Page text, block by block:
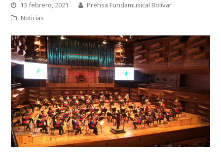
13 febrero, 2021
Prensa Fundamusical Bolívar
Noticias